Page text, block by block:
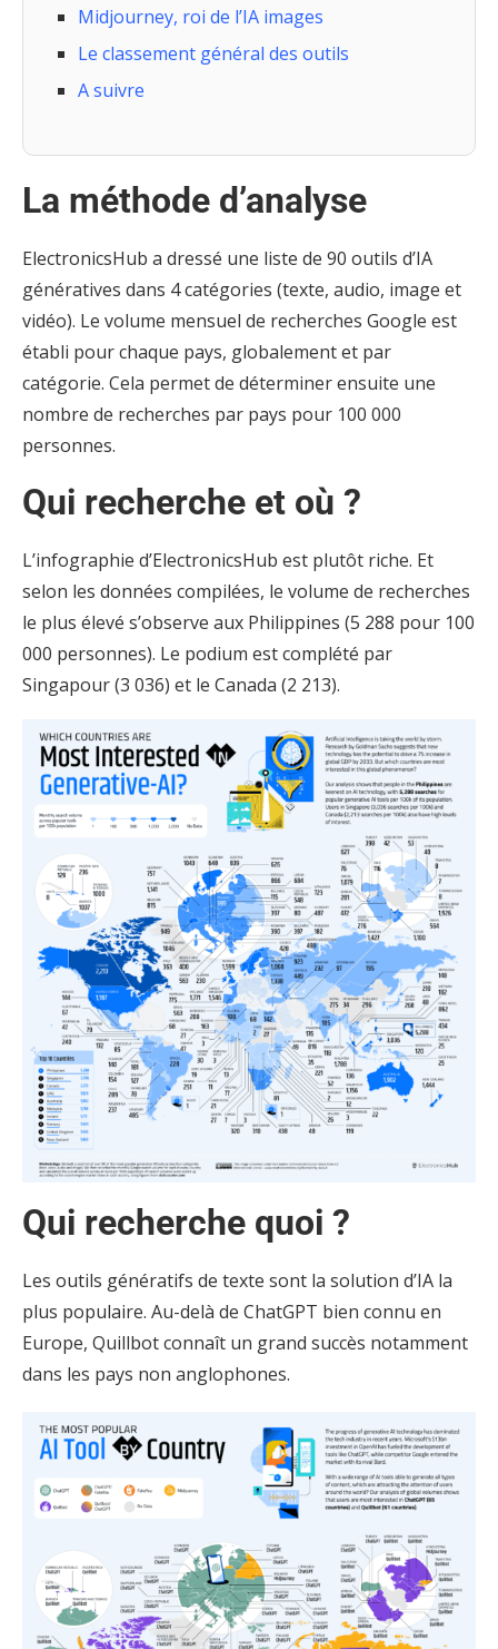
Midjourney, roi de l’IA images
Le classement général des outils
A suivre
La méthode d’analyse
ElectronicsHub a dressé une liste de 90 outils d’IA
génératives dans 4 catégories (texte, audio, image et
vidéo). Le volume mensuel de recherches Google est
établi pour chaque pays, globalement et par
catégorie. Cela permet de déterminer ensuite une
nombre de recherches par pays pour 100 000
personnes.
Qui recherche et où ?
L’infographie d’ElectronicsHub est plutôt riche. Et
selon les données compilées, le volume de recherches
le plus élevé s’observe aux Philippines (5 288 pour 100
000 personnes). Le podium est complété par
Singapour (3 036) et le Canada (2 213).
Qui recherche quoi ?
Les outils génératifs de texte sont la solution d’IA la
plus populaire. Au-delà de ChatGPT bien connu en
Europe, Quillbot connaît un grand succès notamment
dans les pays non anglophones.